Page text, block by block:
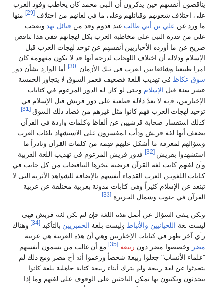
يناقضون أنفسهم حين يذكرون أن النبي محمد كان يخاطب وفود العرب
على اختلاف شعوبهم وقبائلهم وعلى ما في لغاتهم من اختلاف [29]
منها
ما ورد عن علي بن أبي طالب عند قدوم وفد من قبائل نهد وتعجب
علي من قدرة النبي على مخاطبة العرب بكل لهجاتهم ففي هذا تناقض
صريح عن ما أورده الأخباريين أنفسهم عن توحد لهجات العرب قبل
الإسلام ودلالة أن اختلاف اللهجات لدرجة أنها قد لا تكون مفهومة كان
امرا طبيعيا وشائعا بين العرب في تلك الأزمان [30]
أما الوارد بشأن دور
سوق عكاظ في تهذيب اللغة فضعيف فعمر السوق لا يتجاوز الخمسة
عشر سنة قبل الإسلام وحتى لو كان له الدور المزعوم في كتابات
الإخباريين، فإنه لا يعدّ دلالة قطعية على دور قريش قبل الإسلام في
توحيد لهجات العرب فهم كانوا مثل غيرهم من قصاد ذلك السوق [31]
كذلك استفسار صحابة قرشيين عن ألفاظ وكلمات واردة في القرآن
يضعف أنها لغة قريش ودأب المفسرون على الاستشهاد بلغات العرب
وسؤالهم لمعرفة ما أشكل عليهم فهمه من كلمات القرآن ونادراً ما
استشهدوا بقريش [32]
فدور قريش المزعوم في تهذيب اللغة العربية
وأن لغتهم كانت لغة القرآن فرضية تنخرها التناقضات من كل جانب في
كتابات اللغويين العرب القدماء أنفسهم بالإضافة للشواهد الأثرية التي لا
تبتعد عن الإسلام كثيراً وهي كتابات مدونة بعربية مختلفة عن عربية
القرآن في جنوب وشمال الجزيرة [33]
ولكن يبقى السؤال عن أصل هذه اللغة فإن لم تكن لغة قريش فهي
ليست لغة اللحيانيين والأنباط وليست بلغة الحميريين بالتأكيد [34]
وهناك
رأي آخر ظهر في كتابات الإخباريين وهي أن هذه العربية هي عربية
مضر وخصصوا مضر دون ربيعة [35]
مع أن غالب من يسمون أنفسهم
"علماء الأنساب" جعلوا ربيعة شخصاً وزعموا أنه أخ مضر ومع ذلك لم
يتحدثوا عن لغة ربيعة ولم يترك أبناء ربيعة كتابة جاهلية بلغة كانوا
يتحدثون ويكتبون بها تمكن الباحثين على الوقوف على لغتهم وما إذا